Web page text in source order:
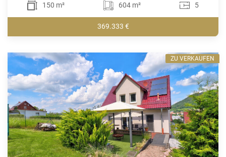
150 m² 604 m² 5
369.333 €
ZU VERKAUFEN